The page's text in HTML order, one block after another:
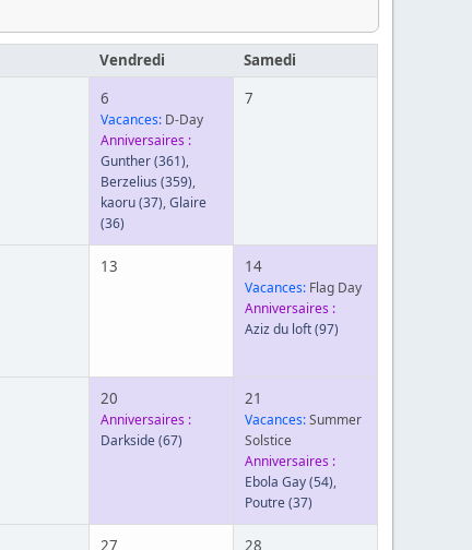
Vendredi Samedi
6
Vacances: D-Day
Anniversaires :
Gunther(361),
Berzelius (359),
kaoru(37),Glaire
(36)
7
13 14
Vacances: Flag Day
Anniversaires :
Aziz du loft(97)
20
Anniversaires :
Darkside(67)
21
Vacances:Summer
Solstice
Anniversaires :
Ebola Gay(54),
Poutre(37)
27 28